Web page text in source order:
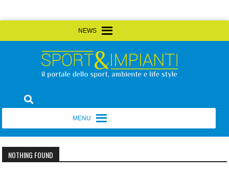
to
Sport&Impianti
NOTHING FOUND